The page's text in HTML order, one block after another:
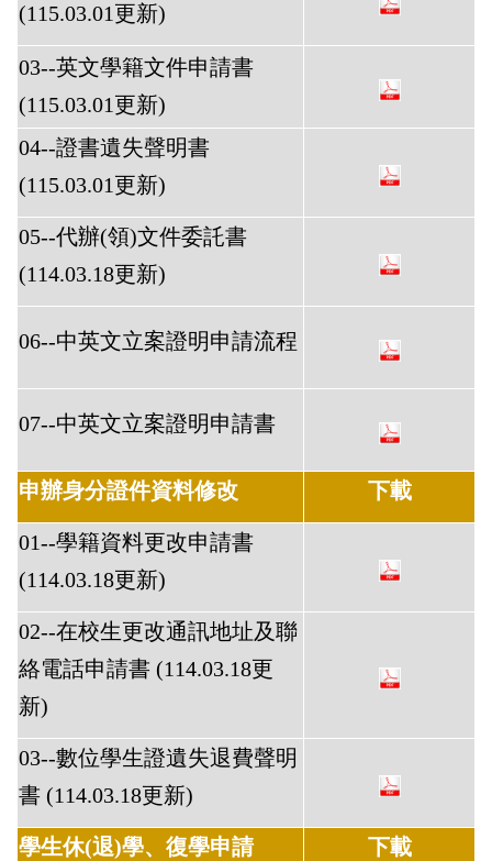
(115.03.01更新)
03--英文學籍文件申請書
(115.03.01更新)
04--證書遺失聲明書
(115.03.01更新)
05--代辦(領)文件委託書
(114.03.18更新)
06--中英文立案證明申請流程
07--中英文立案證明申請書
申辦身分證件資料修改 下載
01--學籍資料更改申請書
(114.03.18更新)
02--在校生更改通訊地址及聯
絡電話申請書 (114.03.18更
新)
03--數位學生證遺失退費聲明
書 (114.03.18更新)
學生休(退)學、復學申請 下載